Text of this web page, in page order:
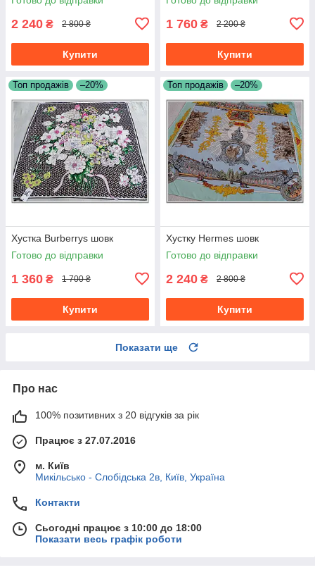
2 240 ₴ 2 800 ₴
Купити
1 760 ₴ 2 200 ₴
Купити
Топ продажів –20%
Хустка Burberrys шовк
Готово до відправки
1 360 ₴ 1 700 ₴
Купити
Топ продажів –20%
Хустку Hermes шовк
Готово до відправки
2 240 ₴ 2 800 ₴
Купити
Показати ще
Про нас
100% позитивних з 20 відгуків за рік
Працює з 27.07.2016
м. Київ
Микільсько - Слобідська 2в, Київ, Україна
Контакти
Сьогодні працює з 10:00 до 18:00
Показати весь графік роботи